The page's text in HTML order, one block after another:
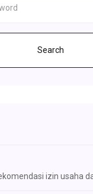
Search
izin usaha